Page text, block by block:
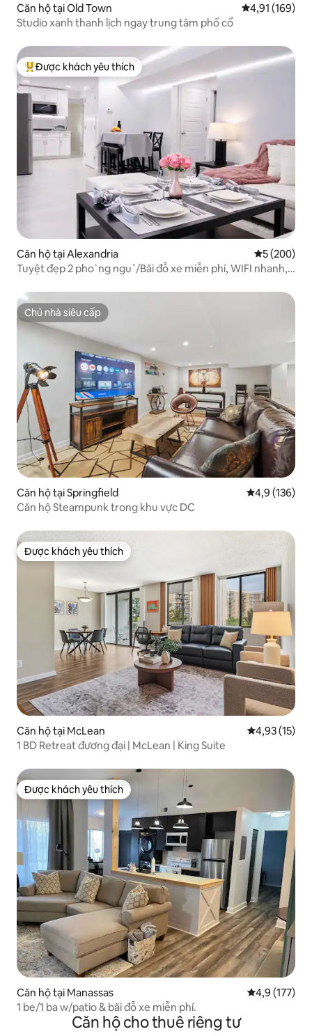
Căn hộ tại Old Town Xếp hạng
4,91 (169)
Studio xanh thanh lịch ngay trung tâm phố cổ
Được khách yêu thích nhất
Được khách yêu thích
Căn hộ tại Alexandria Xếp hạng
5 (200)
Tuyệt đẹp 2 pho ̀ ng ngu ̉ /Bãi đỗ xe miễn phí, WIFI nhanh,
Chủ nhà siêu cấp
Chủ nhà siêu cấp
Căn hộ tại Springfield Xếp hạng
4,9 (136)
Căn hộ Steampunk trong khu vực DC
Được khách yêu thích
Được khách yêu thích
Căn hộ tại McLean Xếp hạng
4,93 (15)
1 BD Retreat đương đại | McLean | King Suite
Được khách yêu thích
Được khách yêu thích
Căn hộ tại Manassas Xếp hạng
4,9 (177)
1 be/1 ba w/patio & bãi đỗ xe miễn phí.
Căn hộ cho thuê riêng tư